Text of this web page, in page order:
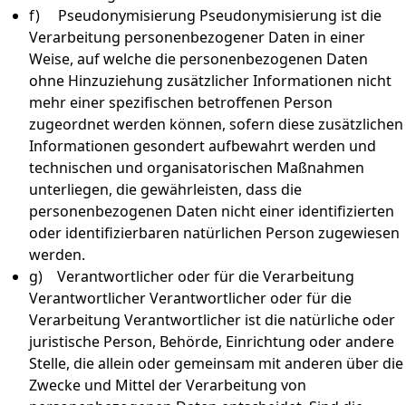
f) Pseudonymisierung Pseudonymisierung ist die
Verarbeitung personenbezogener Daten in einer
Weise, auf welche die personenbezogenen Daten
ohne Hinzuziehung zusätzlicher Informationen nicht
mehr einer spezifischen betroffenen Person
zugeordnet werden können, sofern diese zusätzlichen
Informationen gesondert aufbewahrt werden und
technischen und organisatorischen Maßnahmen
unterliegen, die gewährleisten, dass die
personenbezogenen Daten nicht einer identifizierten
oder identifizierbaren natürlichen Person zugewiesen
werden.
g) Verantwortlicher oder für die Verarbeitung
Verantwortlicher Verantwortlicher oder für die
Verarbeitung Verantwortlicher ist die natürliche oder
juristische Person, Behörde, Einrichtung oder andere
Stelle, die allein oder gemeinsam mit anderen über die
Zwecke und Mittel der Verarbeitung von